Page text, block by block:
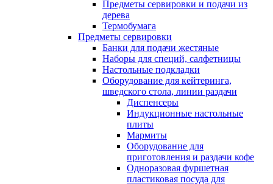
Предметы сервировки и подачи из
дерева
Термобумага
Предметы сервировки
Банки для подачи жестяные
Наборы для специй, салфетницы
Настольные подкладки
Оборудование для кейтеринга,
шведского стола, линии раздачи
Диспенсеры
Индукционные настольные
плиты
Мармиты
Оборудование для
приготовления и раздачи кофе
Одноразовая фуршетная
пластиковая посуда для